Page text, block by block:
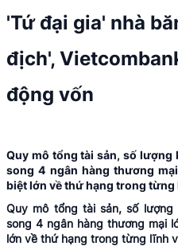
'Tứ đại gia' nhà
địch',
động vốn
Quy mô tổng tài sản, số
song 4 ngân hàng thương
biệt lớn về thứ hạng trong
Quy mô tổng tài sản, số
song 4 ngân hàng thương mại
lớn về thứ hạng trong từng lĩnh